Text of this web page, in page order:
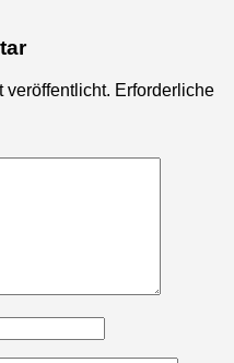
veröffentlicht. Erforderliche